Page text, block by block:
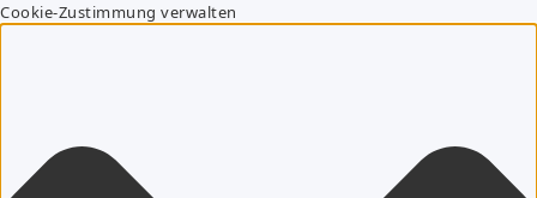
Cookie-Zustimmung verwalten